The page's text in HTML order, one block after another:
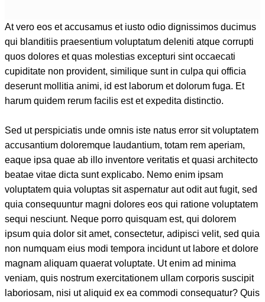
At vero eos et accusamus et iusto odio dignissimos ducimus
qui blanditiis praesentium voluptatum deleniti atque corrupti
quos dolores et quas molestias excepturi sint occaecati
cupiditate non provident, similique sunt in culpa qui officia
deserunt mollitia animi, id est laborum et dolorum fuga. Et
harum quidem rerum facilis est et expedita distinctio.
Sed ut perspiciatis unde omnis iste natus error sit voluptatem
accusantium doloremque laudantium, totam rem aperiam,
eaque ipsa quae ab illo inventore veritatis et quasi architecto
beatae vitae dicta sunt explicabo. Nemo enim ipsam
voluptatem quia voluptas sit aspernatur aut odit aut fugit, sed
quia consequuntur magni dolores eos qui ratione voluptatem
sequi nesciunt. Neque porro quisquam est, qui dolorem
ipsum quia dolor sit amet, consectetur, adipisci velit, sed quia
non numquam eius modi tempora incidunt ut labore et dolore
magnam aliquam quaerat voluptate. Ut enim ad minima
veniam, quis nostrum exercitationem ullam corporis suscipit
laboriosam, nisi ut aliquid ex ea commodi consequatur? Quis